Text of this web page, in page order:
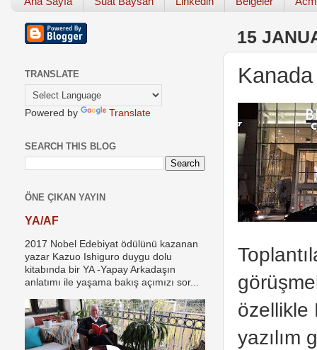
15
özellikle
yazılım
TRANSLATE
Powered by Translate
SEARCH THIS BLOG
ÖNE ÇIKAN YAYIN
YA/AF
2017 Nobel Edebiyat ödülünü kazanan
yazar Kazuo Ishiguro duygu dolu
kitabında bir YA -Yapay Arkadaşın
anlatımı ile yaşama bakış açımızı sor...